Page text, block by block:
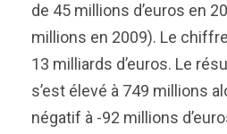
de 45 millions d’euros en
millions en 2009). Le
13 milliards d’euros. Le
s’est élevé à 749 millions
négatif à -92 millions